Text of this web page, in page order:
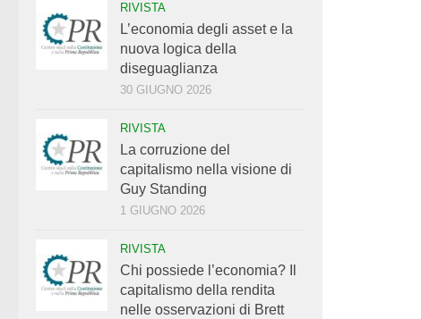
RIVISTA
L’economia degli asset e la
nuova logica della
diseguaglianza
30 GIUGNO 2026
RIVISTA
La corruzione del
capitalismo nella visione di
Guy Standing
1 GIUGNO 2026
RIVISTA
Chi possiede l’economia? Il
capitalismo della rendita
nelle osservazioni di Brett